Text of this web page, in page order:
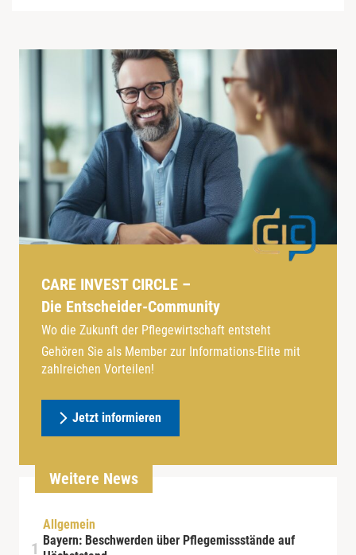
CARE INVEST CIRCLE –
Die Entscheider-Community
Wo die Zukunft der Pflegewirtschaft entsteht
Gehören Sie als Member zur Informations-Elite mit
zahlreichen Vorteilen!
Jetzt informieren
Weitere News
Allgemein
Bayern: Beschwerden über Pflegemissstände auf